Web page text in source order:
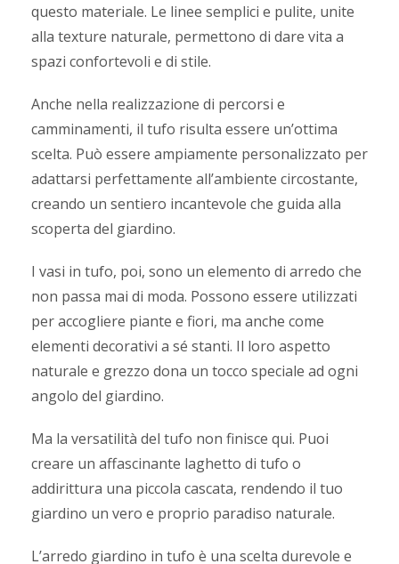
questo materiale. Le linee semplici e pulite, unite
alla texture naturale, permettono di dare vita a
spazi confortevoli e di stile.
Anche nella realizzazione di percorsi e
camminamenti, il tufo risulta essere un’ottima
scelta. Può essere ampiamente personalizzato per
adattarsi perfettamente all’ambiente circostante,
creando un sentiero incantevole che guida alla
scoperta del giardino.
I vasi in tufo, poi, sono un elemento di arredo che
non passa mai di moda. Possono essere utilizzati
per accogliere piante e fiori, ma anche come
elementi decorativi a sé stanti. Il loro aspetto
naturale e grezzo dona un tocco speciale ad ogni
angolo del giardino.
Ma la versatilità del tufo non finisce qui. Puoi
creare un affascinante laghetto di tufo o
addirittura una piccola cascata, rendendo il tuo
giardino un vero e proprio paradiso naturale.
L’arredo giardino in tufo è una scelta durevole e